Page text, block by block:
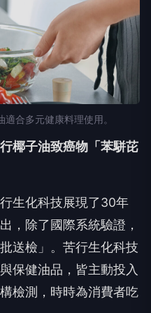
合多元健康料理使用。
椰子油致癌物「苯駢芘
化科技展現了30年
，除了國際系統驗證，
送檢」。苦行生化科技
保健油品，皆主動投入
檢測，時時為消費者吃